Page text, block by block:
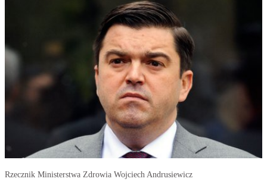
Rzecznik Ministerstwa Zdrowia Wojciech Andrusiewicz